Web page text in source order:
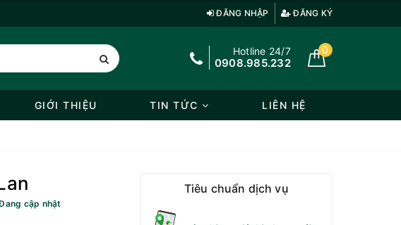
ĐĂNG NHẬP ĐĂNG KÝ
Hotline 24/7
0908.985.232
0
GIỚI THIỆU TIN TỨC LIÊN HỆ
cập nhật
Tiêu chuẩn dịch vụ